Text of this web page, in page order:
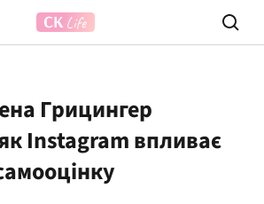
Грицингер
Instagram впливає